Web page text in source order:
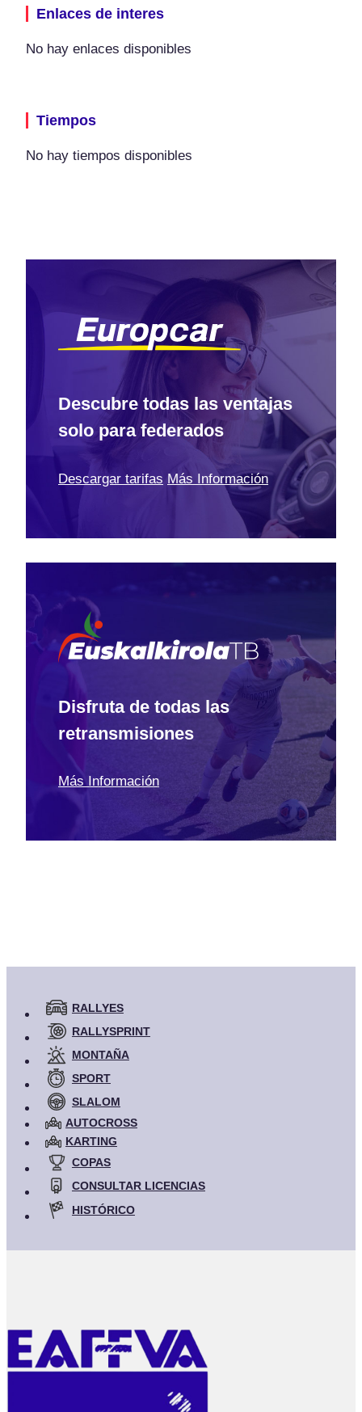
Enlaces de interes
No hay enlaces disponibles
Tiempos
No hay tiempos disponibles
Descubre todas las ventajas
solo para federados
Descargar tarifas Más Información
Disfruta de todas las
retransmisiones
Más Información
RALLYES
RALLYSPRINT
MONTAÑA
SPORT
SLALOM
AUTOCROSS
KARTING
COPAS
CONSULTAR LICENCIAS
HISTÓRICO